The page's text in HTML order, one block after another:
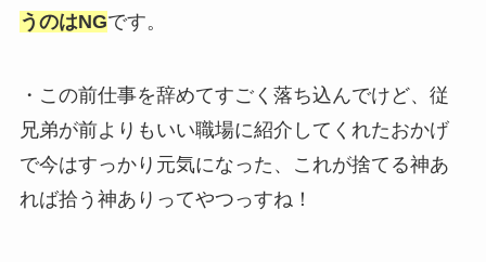
うのはNGです。
・この前仕事を辞めてすごく落ち込んでけど、従
兄弟が前よりもいい職場に紹介してくれたおかげ
で今はすっかり元気になった、これが捨てる神あ
れば拾う神ありってやつっすね！